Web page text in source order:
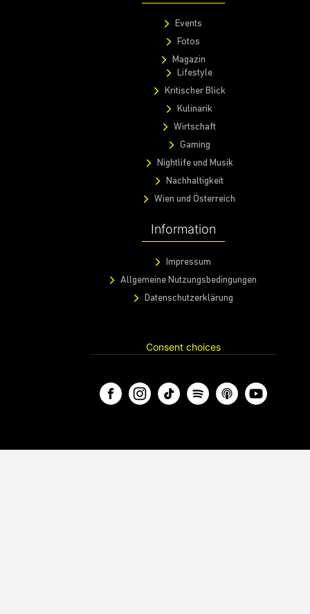
Events
Fotos
Magazin
Lifestyle
Kritischer Blick
Kulinarik
Wirtschaft
Gaming
Nightlife und Musik
Nachhaltigkeit
Wien und Österreich
Information
Impressum
Allgemeine Nutzungsbedingungen
Datenschutzerklärung
Consent choices